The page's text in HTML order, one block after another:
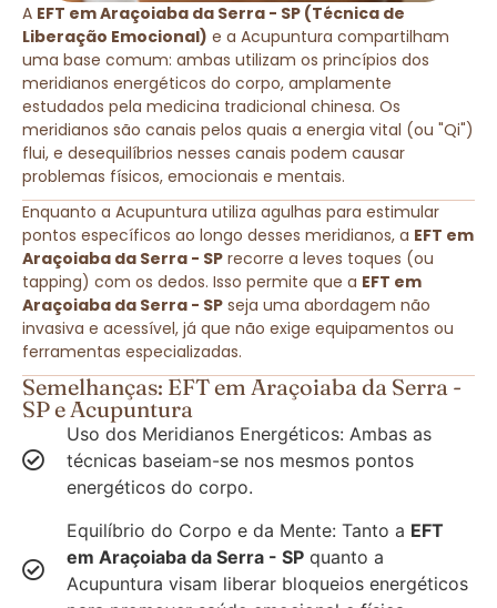
A EFT em Araçoiaba da Serra - SP (Técnica de
Liberação Emocional) e a Acupuntura compartilham
uma base comum: ambas utilizam os princípios dos
meridianos energéticos do corpo, amplamente
estudados pela medicina tradicional chinesa. Os
meridianos são canais pelos quais a energia vital (ou "Qi")
flui, e desequilíbrios nesses canais podem causar
problemas físicos, emocionais e mentais.
Enquanto a Acupuntura utiliza agulhas para estimular
pontos específicos ao longo desses meridianos, a EFT em
Araçoiaba da Serra - SP recorre a leves toques (ou
tapping) com os dedos. Isso permite que a EFT em
Araçoiaba da Serra - SP seja uma abordagem não
invasiva e acessível, já que não exige equipamentos ou
ferramentas especializadas.
Semelhanças: EFT em Araçoiaba da Serra -
SP e Acupuntura
Uso dos Meridianos Energéticos: Ambas as
técnicas baseiam-se nos mesmos pontos
energéticos do corpo.
Equilíbrio do Corpo e da Mente: Tanto a EFT
em Araçoiaba da Serra - SP quanto a
Acupuntura visam liberar bloqueios energéticos